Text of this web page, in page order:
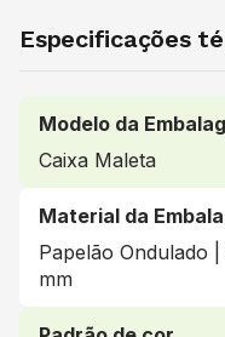
Especificações
Modelo da
Caixa Maleta
Material da
Papelão Ondulado
mm